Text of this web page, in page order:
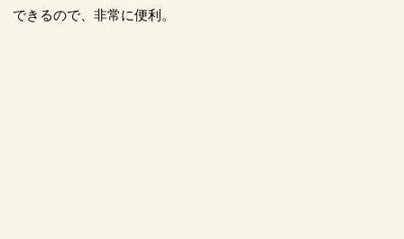
できるので、非常に便利。